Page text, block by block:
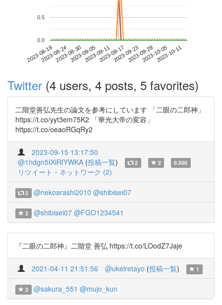
2023-08-182023-08-242023-08-302023-09-052023-09-112023-09-172023-09-232023-09-292023-10-052023-10-11
0.0
0.5
Twitter (4 users, 4 posts, 5 favorites)
二階堂善弘先生の論文を参考にしています 「二眼の二郎神」
https://t.co/yyt3em75K2 「華光大帝の変容」
https://t.co/oeaoRGqRy2
2023-09-15 13:17:50
@1hdgn5IXiRfYWKA (投稿一覧) 2 2 0.500
リツイート・ネットワーク (2)
2 @nekoarashi2010 @shibisei07
2 @shibisei07 @FGO1234541
『二眼の二郎神』二階堂 善弘 https://t.co/LOodZ7Jaje
2021-04-11 21:51:56 @ukeiretayo (投稿一覧) 1
2 @sakura_551 @mujo_kun